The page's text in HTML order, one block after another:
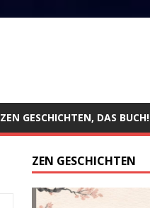
ZEN GESCHICHTEN, DAS BUCH!
ZEN GESCHICHTEN